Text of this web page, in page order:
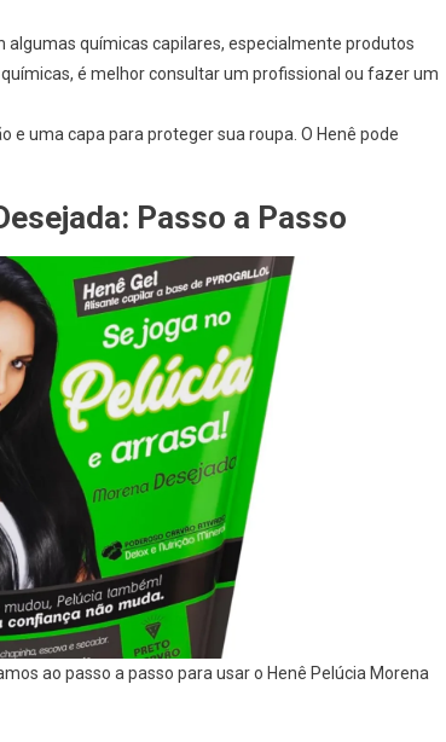
algumas químicas capilares, especialmente produtos
é melhor consultar um profissional ou fazer um
e uma capa para proteger sua roupa. O Henê pode
Passo a Passo
ao passo a passo para usar o Henê Pelúcia Morena